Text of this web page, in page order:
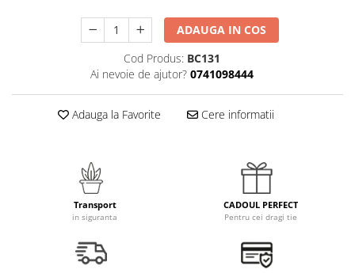
ADAUGA IN COS
Cod Produs: BC131
Ai nevoie de ajutor? 0741098444
Adauga la Favorite Cere informatii
Transport
in siguranta
CADOUL PERFECT
Pentru cei dragi tie